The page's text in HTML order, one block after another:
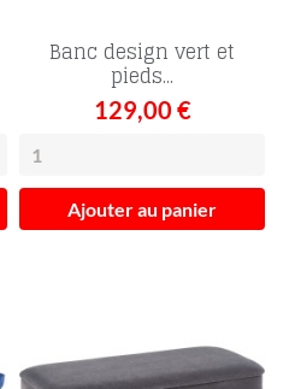
Banc design vert et
pieds...
129,00 €
Ajouter au panier